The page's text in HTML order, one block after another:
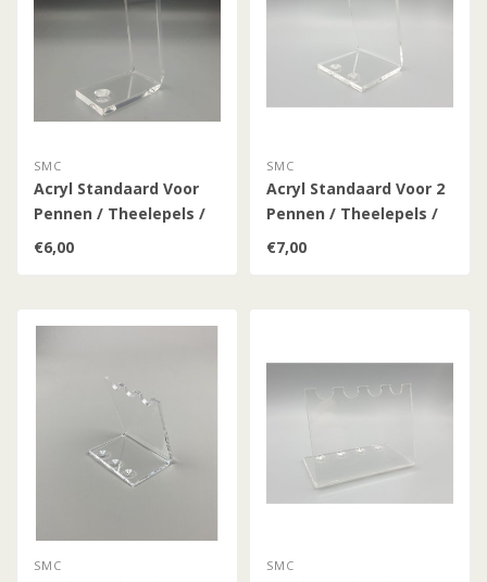
SMC
Acryl Standaard Voor
Pennen / Theelepels /
Hulzen
€6,00
SMC
Acryl Standaard Voor 2
Pennen / Theelepels /
Hulzen
€7,00
SMC SMC